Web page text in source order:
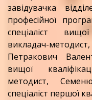
завідувачка
професійної
спеціаліст вищої
викладач-
Петракович
вищої
методист,
спеціаліст першої